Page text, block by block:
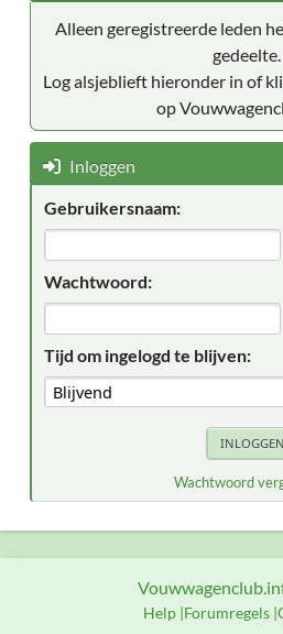
Alleen geregistreerde leden
gedeelte.
Log alsjeblieft hieronder in of
op
Inloggen
Gebruikersnaam:
Wachtwoord:
Tijd om ingelogd te blijven:
Wachtwoord
Help Forumregels